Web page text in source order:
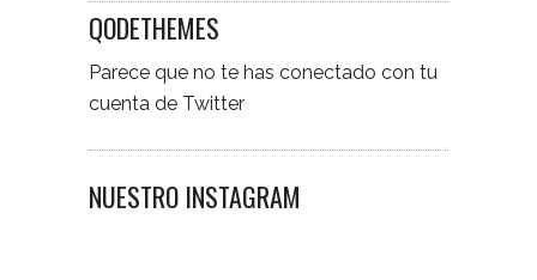
QODETHEMES
Parece que no te has conectado con tu
cuenta de Twitter
NUESTRO INSTAGRAM